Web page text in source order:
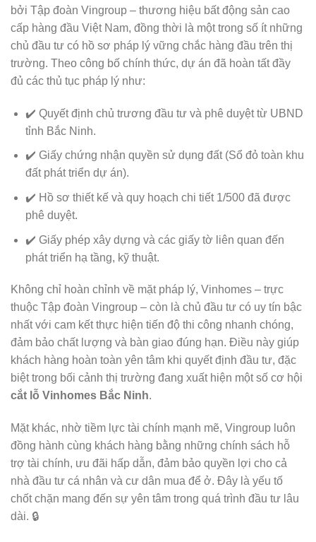
bởi Tập đoàn Vingroup – thương hiệu bất động sản cao
cấp hàng đầu Việt Nam, đồng thời là một trong số ít những
chủ đầu tư có hồ sơ pháp lý vững chắc hàng đầu trên thị
trường. Theo công bố chính thức, dự án đã hoàn tất đầy
đủ các thủ tục pháp lý như:
✔️ Quyết định chủ trương đầu tư và phê duyệt từ UBND
tỉnh Bắc Ninh.
✔️ Giấy chứng nhận quyền sử dụng đất (Sổ đỏ toàn khu
đất phát triển dự án).
✔️ Hồ sơ thiết kế và quy hoạch chi tiết 1/500 đã được
phê duyệt.
✔️ Giấy phép xây dựng và các giấy tờ liên quan đến
phát triển hạ tầng, kỹ thuật.
Không chỉ hoàn chỉnh về mặt pháp lý, Vinhomes – trực
thuộc Tập đoàn Vingroup – còn là chủ đầu tư có uy tín bậc
nhất với cam kết thực hiện tiến độ thi công nhanh chóng,
đảm bảo chất lượng và bàn giao đúng hạn. Điều này giúp
khách hàng hoàn toàn yên tâm khi quyết định đầu tư, đặc
biệt trong bối cảnh thị trường đang xuất hiện một số cơ hội
cắt lỗ Vinhomes Bắc Ninh.
Mặt khác, nhờ tiềm lực tài chính mạnh mẽ, Vingroup luôn
đồng hành cùng khách hàng bằng những chính sách hỗ
trợ tài chính, ưu đãi hấp dẫn, đảm bảo quyền lợi cho cả
nhà đầu tư cá nhân và cư dân mua để ở. Đây là yếu tố
chốt chặn mang đến sự yên tâm trong quá trình đầu tư lâu
dài. 🔒